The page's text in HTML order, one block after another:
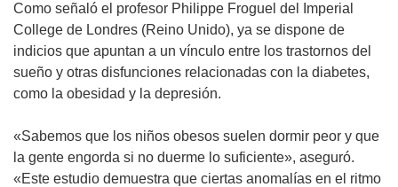
Como señaló el profesor Philippe Froguel del Imperial
College de Londres (Reino Unido), ya se dispone de
indicios que apuntan a un vínculo entre los trastornos del
sueño y otras disfunciones relacionadas con la diabetes,
como la obesidad y la depresión.
«Sabemos que los niños obesos suelen dormir peor y que
la gente engorda si no duerme lo suficiente», aseguró.
«Este estudio demuestra que ciertas anomalías en el ritmo